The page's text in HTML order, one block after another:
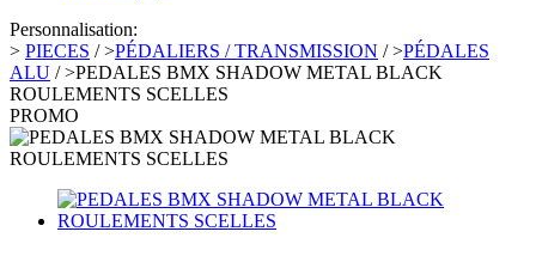
Personnalisation:
> PIECES />PÉDALIERS / TRANSMISSION />PÉDALES
ALU />PEDALES BMX SHADOW METAL BLACK
ROULEMENTS SCELLES
PROMO